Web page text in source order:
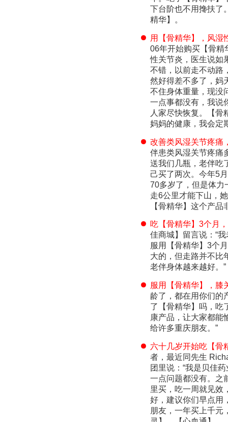
下台阶也不用搀扶
精华】。
用【骨精华】，风湿
06年开始购买【骨精
性关节炎，医生说如
不错，以前走不动路
然好得差不多了，妈
不住身体重量，现没
一点事都没有，我说
人家尽快恢复。【
妈妈的健康，我会定
改善类风湿关节疼痛
伴患类风湿关节疼痛
送我们几瓶，老伴吃
己买了两次。今年5
70多岁了，但是体力
走6公里才能下山，
【骨精华】这个产
吃【骨精华】3个月
佳商城】留言说：“
服用【骨精华】3个
大的，但走路并不比
老伴身体越来越好。”
服用【骨精华】，膝
龄了，都在用你们的
了【骨精华】吗，吃
康产品，让大家都能
给许多重庆朋友。”
六十几岁开始吃【骨
者，最近同先生
团里说：“我是贝佳
一点问题都没有。之
里买，吃一周就见效
好，建议你们早点用
朋友，一年买上千元